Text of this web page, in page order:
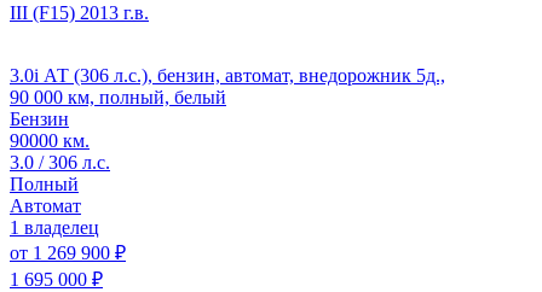
III (F15) 2013 г.в.
3.0i АТ (306 л.с.), бензин, автомат, внедорожник 5д.,
90 000 км, полный, белый
Бензин
90000 км.
3.0 / 306 л.с.
Полный
Автомат
1 владелец
от 1 269 900 ₽
1 695 000 ₽